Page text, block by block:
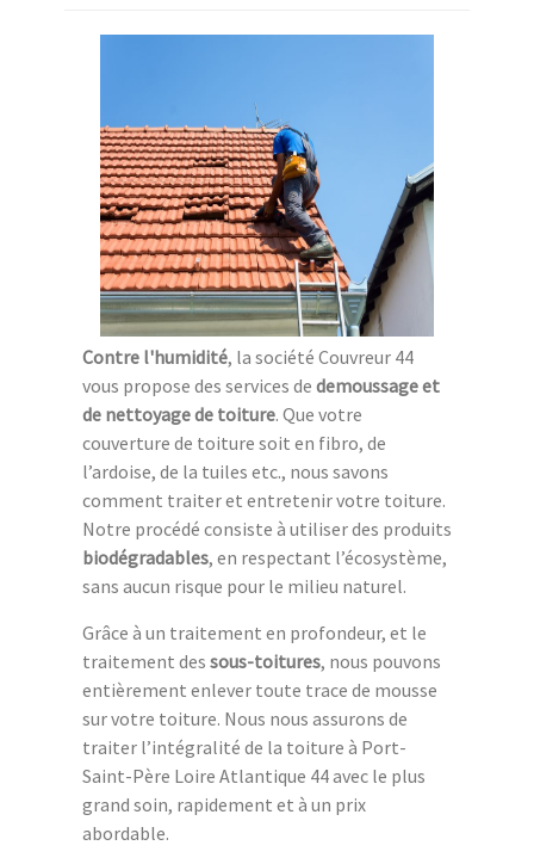
Contre l'humidité, la société Couvreur 44
vous propose des services de demoussage et
de nettoyage de toiture. Que votre
couverture de toiture soit en fibro, de
l’ardoise, de la tuiles etc., nous savons
comment traiter et entretenir votre toiture.
Notre procédé consiste à utiliser des produits
biodégradables, en respectant l’écosystème,
sans aucun risque pour le milieu naturel.
Grâce à un traitement en profondeur, et le
traitement des sous-toitures, nous pouvons
entièrement enlever toute trace de mousse
sur votre toiture. Nous nous assurons de
traiter l’intégralité de la toiture à Port-
Saint-Père Loire Atlantique 44 avec le plus
grand soin, rapidement et à un prix
abordable.